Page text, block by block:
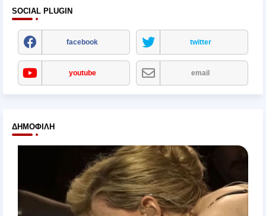
SOCIAL PLUGIN
facebook twitter
youtube email
ΔΗΜΟΦΙΛΉ